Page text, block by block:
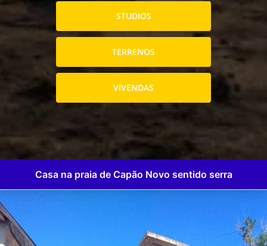
STUDIOS
TERRENOS
VIVENDAS
Casa na praia de Capão Novo sentido serra